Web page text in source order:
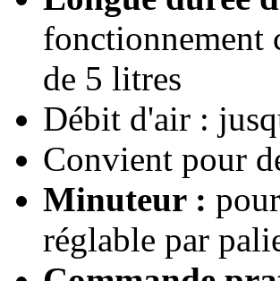
fonctionnement
de 5 litres
Débit d'air :
Convient pour
Minuteur :
réglable par